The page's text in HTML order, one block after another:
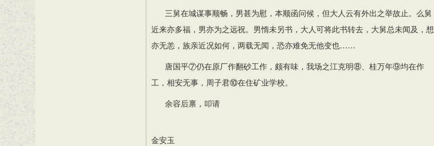
三舅在城谋事顺畅，男甚为慰，本顺函问候，但大人云有外出之举故止。么舅
近来亦多福，男亦为之远祝。男惰未另书，大人可将此书转去，大舅总未闻及，想
亦无恙，族亲近况如何，两载无闻，恐亦难免无他变也……
唐国平⑦仍在原厂作翻砂工作，颇有味，我场之江克明⑧、桂万年⑨均在作
工，相安无事，周子君⑩在住矿业学校。
余容后禀，叩请
金安玉